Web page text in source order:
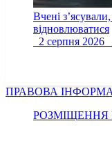
Вчені
відновлюватися
2 серпня 2026
ПРАВОВА
РОЗМІЩЕННЯ